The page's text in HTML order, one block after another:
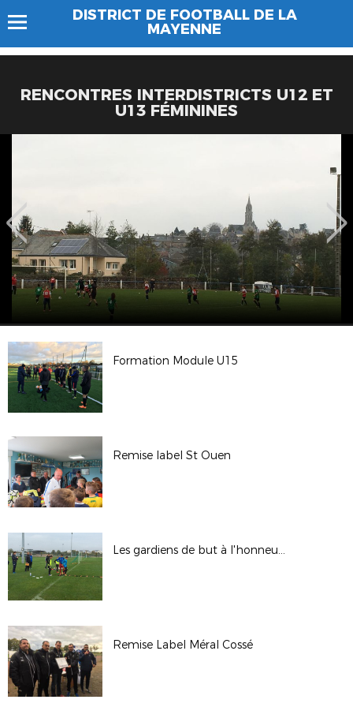
DISTRICT DE FOOTBALL DE LA
MAYENNE
RENCONTRES INTERDISTRICTS U12 ET
U13 FÉMININES
Formation Module U15
Remise label St Ouen
Les gardiens de but à l'honneur !
Remise Label Méral Cossé